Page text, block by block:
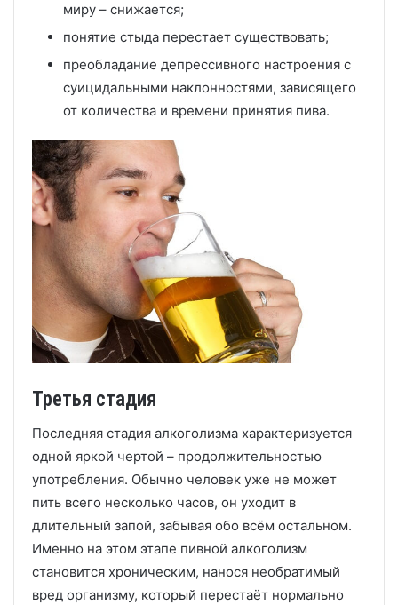
миру – снижается;
понятие стыда перестает существовать;
преобладание депрессивного настроения с
суицидальными наклонностями, зависящего
от количества и времени принятия пива.
Третья стадия
Последняя стадия алкоголизма характеризуется
одной яркой чертой – продолжительностью
употребления. Обычно человек уже не может
пить всего несколько часов, он уходит в
длительный запой, забывая обо всём остальном.
Именно на этом этапе пивной алкоголизм
становится хроническим, нанося необратимый
вред организму, который перестаёт нормально